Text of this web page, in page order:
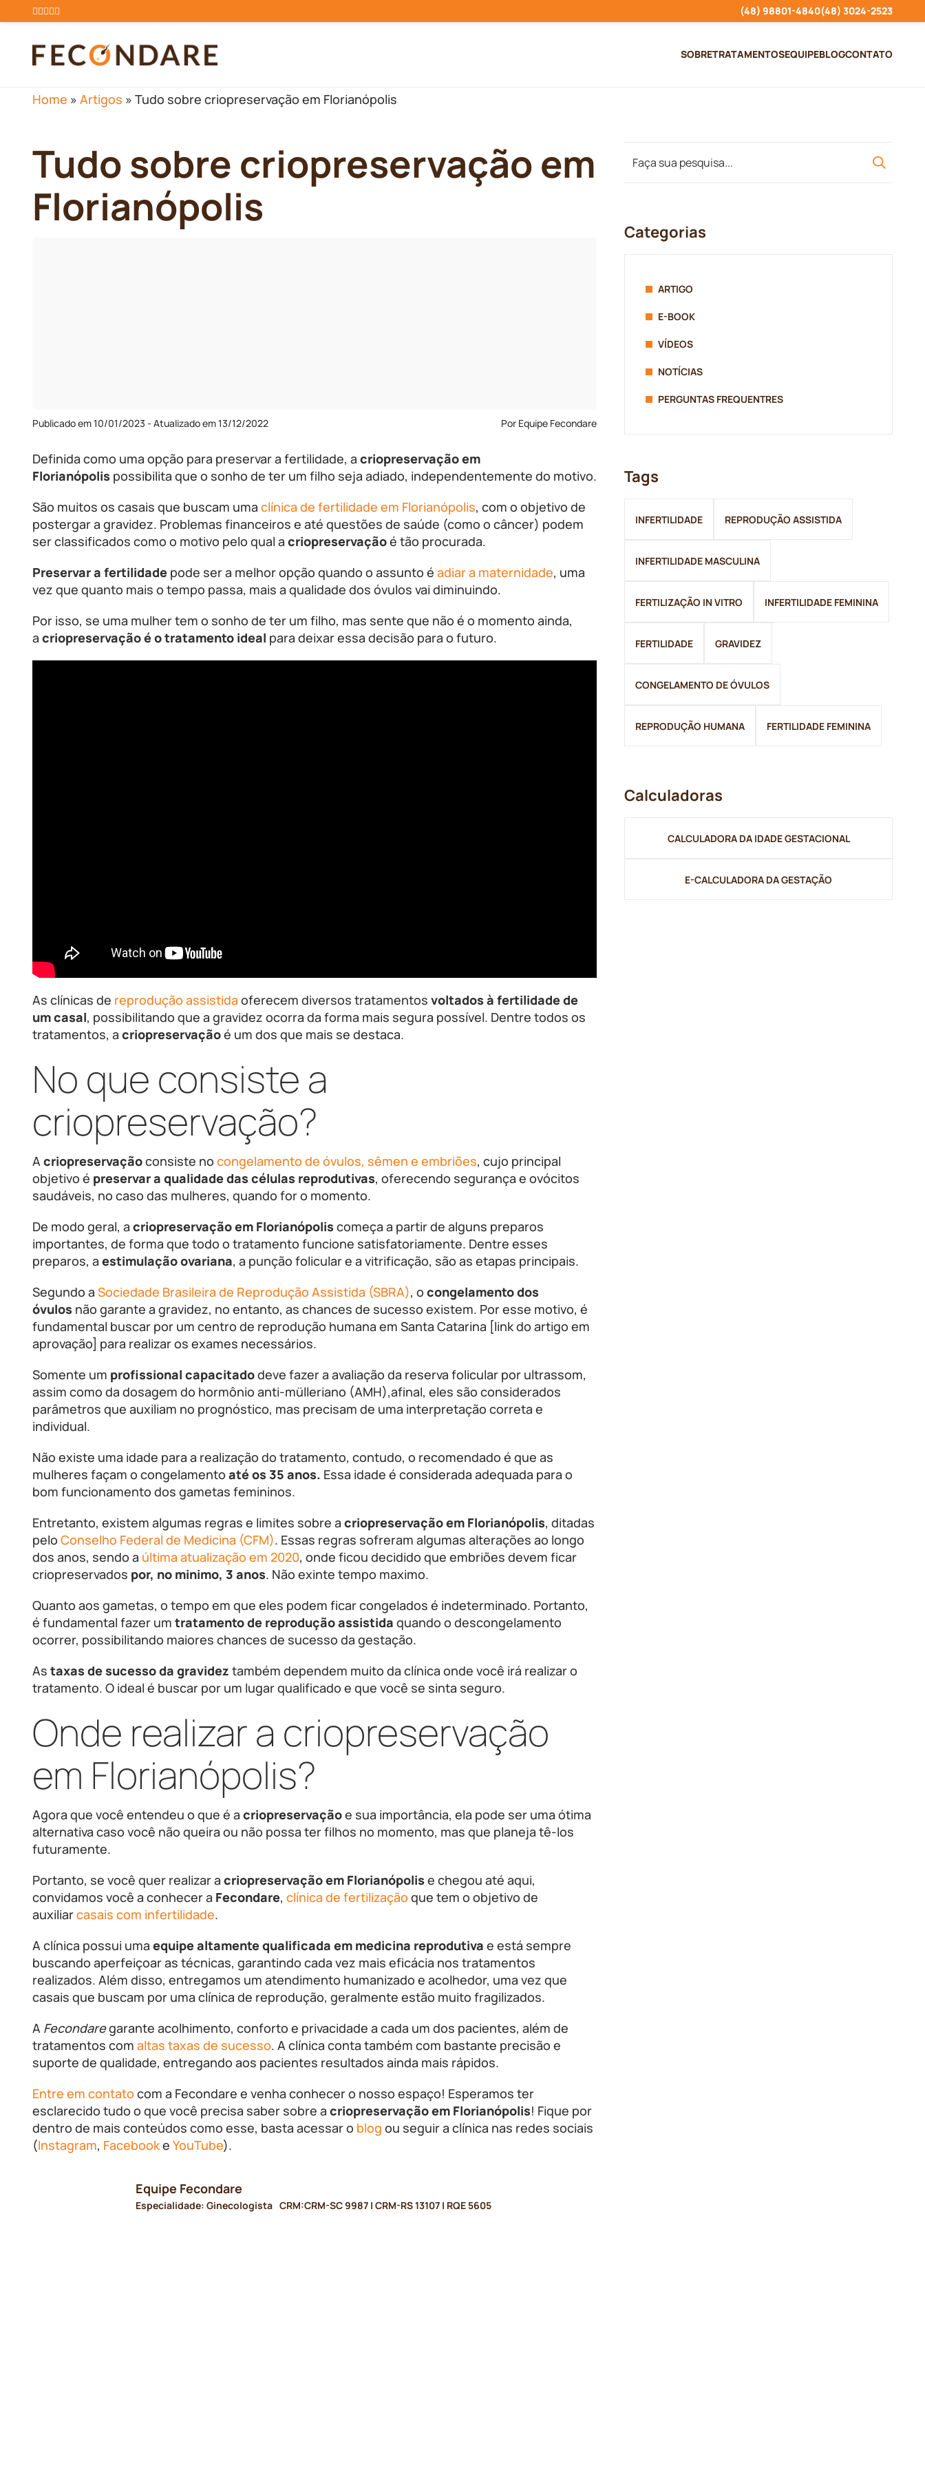
(48) 98801-4840(48) 3024-2523
SOBRETRATAMENTOSEQUIPEBLOGCONTATO
Home » Artigos » Tudo sobre criopreservação em Florianópolis
Tudo sobre criopreservação em
Florianópolis
Publicado em 10/01/2023 - Atualizado em 13/12/2022 Por Equipe Fecondare
Definida como uma opção para preservar a fertilidade, a criopreservação em
Florianópolis possibilita que o sonho de ter um filho seja adiado, independentemente do motivo.
São muitos os casais que buscam uma clínica de fertilidade em Florianópolis, com o objetivo de
postergar a gravidez. Problemas financeiros e até questões de saúde (como o câncer) podem
ser classificados como o motivo pelo qual a criopreservaçãoé tão procurada.
Preservar a fertilidade pode ser a melhor opção quando o assunto é adiar a maternidade, uma
vez que quanto mais o tempo passa, mais a qualidade dos óvulos vai diminuindo.
Por isso, se uma mulher tem o sonho de ter um filho, mas sente que não é o momento ainda,
a criopreservação é o tratamento ideal para deixar essa decisão para o futuro.
As clínicas de reprodução assistida oferecem diversos tratamentos voltados à fertilidade de
um casal, possibilitando que a gravidez ocorra da forma mais segura possível. Dentre todos os
tratamentos, a criopreservaçãoé um dos que mais se destaca.
No que consiste a
criopreservação?
A criopreservaçãoconsiste no congelamento de óvulos, sêmen e embriões, cujo principal
objetivo é preservar a qualidade das células reprodutivas, oferecendo segurança e ovócitos
saudáveis, no caso das mulheres, quando for o momento.
De modo geral, a criopreservação em Florianópolis começa a partir de alguns preparos
importantes, de forma que todo o tratamento funcione satisfatoriamente. Dentre esses
preparos, a estimulação ovariana, a punção folicular e a vitrificação, são as etapas principais.
Segundo a Sociedade Brasileira de Reprodução Assistida (SBRA), o congelamento dos
óvulos não garante a gravidez, no entanto, as chances de sucesso existem. Por esse motivo, é
fundamental buscar por um centro de reprodução humana em Santa Catarina [link do artigo em
aprovação] para realizar os exames necessários.
Somente um profissional capacitadodeve fazer a avaliação da reserva folicular por ultrassom,
assim como da dosagem do hormônio anti-mülleriano (AMH),afinal, eles são considerados
parâmetros que auxiliam no prognóstico, mas precisam de uma interpretação correta e
individual.
Não existe uma idade para a realização do tratamento, contudo, o recomendado é que as
mulheres façam o congelamento até os 35 anos. Essa idade é considerada adequada para o
bom funcionamento dos gametas femininos.
Entretanto, existem algumas regras e limites sobre a criopreservação em Florianópolis, ditadas
pelo Conselho Federal de Medicina (CFM). Essas regras sofreram algumas alterações ao longo
dos anos, sendo a última atualização em 2020, onde ficou decidido que embriões devem ficar
criopreservados por, no minimo, 3 anos. Não exinte tempo maximo.
Quanto aos gametas, o tempo em que eles podem ficar congelados é indeterminado. Portanto,
é fundamental fazer um tratamento de reprodução assistida quando o descongelamento
ocorrer, possibilitando maiores chances de sucesso da gestação.
As taxas de sucesso da gravidez também dependem muito da clínica onde você irá realizar o
tratamento. O ideal é buscar por um lugar qualificado e que você se sinta seguro.
Onde realizar a criopreservação
em Florianópolis?
Agora que você entendeu o que é a criopreservaçãoe sua importância, ela pode ser uma ótima
alternativa caso você não queira ou não possa ter filhos no momento, mas que planeja tê-los
futuramente.
Portanto, se você quer realizar a criopreservação em Florianópolis e chegou até aqui,
convidamos você a conhecer a Fecondare, clínica de fertilização que tem o objetivo de
auxiliarcasais com infertilidade.
A clínica possui uma equipe altamente qualificada em medicina reprodutiva e está sempre
buscando aperfeiçoar as técnicas, garantindo cada vez mais eficácia nos tratamentos
realizados. Além disso, entregamos um atendimento humanizado e acolhedor, uma vez que
casais que buscam por uma clínica de reprodução, geralmente estão muito fragilizados.
A Fecondaregarante acolhimento, conforto e privacidade a cada um dos pacientes, além de
tratamentos com altas taxas de sucesso. A clínica conta também com bastante precisão e
suporte de qualidade, entregando aos pacientes resultados ainda mais rápidos.
Entre em contato com a Fecondare e venha conhecer o nosso espaço! Esperamos ter
esclarecido tudo o que você precisa saber sobre a criopreservação em Florianópolis! Fique por
dentro de mais conteúdos como esse, basta acessar o blog ou seguir a clínica nas redes sociais
(Instagram, Facebooke YouTube).
Equipe Fecondare
Especialidade: Ginecologista CRM:CRM-SC 9987 | CRM-RS 13107 | RQE 5605
Categorias
ARTIGO
E-BOOK
VÍDEOS
NOTÍCIAS
PERGUNTAS FREQUENTRES
Tags
INFERTILIDADE REPRODUÇÃO ASSISTIDA
INFERTILIDADE MASCULINA
FERTILIZAÇÃO IN VITRO INFERTILIDADE FEMININA
FERTILIDADE GRAVIDEZ
CONGELAMENTO DE ÓVULOS
REPRODUÇÃO HUMANA FERTILIDADE FEMININA
Calculadoras
CALCULADORA DA IDADE GESTACIONAL
E-CALCULADORA DA GESTAÇÃO